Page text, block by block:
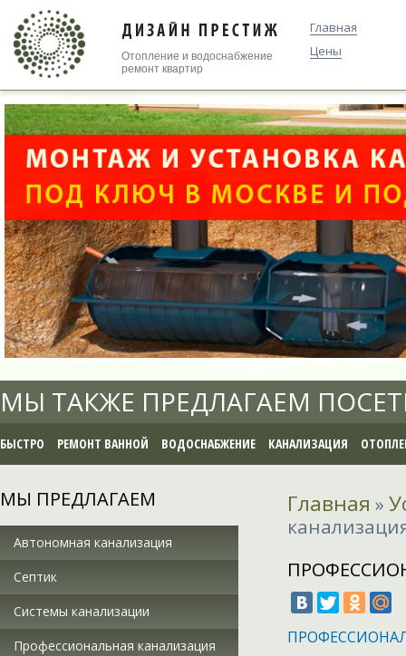
Отопление и водоснабжение
ремонт квартир
Главная
Цены
МЫ ТАКЖЕ ПРЕДЛАГАЕМ
БЫСТРО РЕМОНТ ВАННОЙ ВОДОСНАБЖЕНИЕ КАНАЛИЗАЦИЯ
МЫ ПРЕДЛАГАЕМ
Автономная канализация
Септик
Системы канализации
Профессиональная канализация
Главная »